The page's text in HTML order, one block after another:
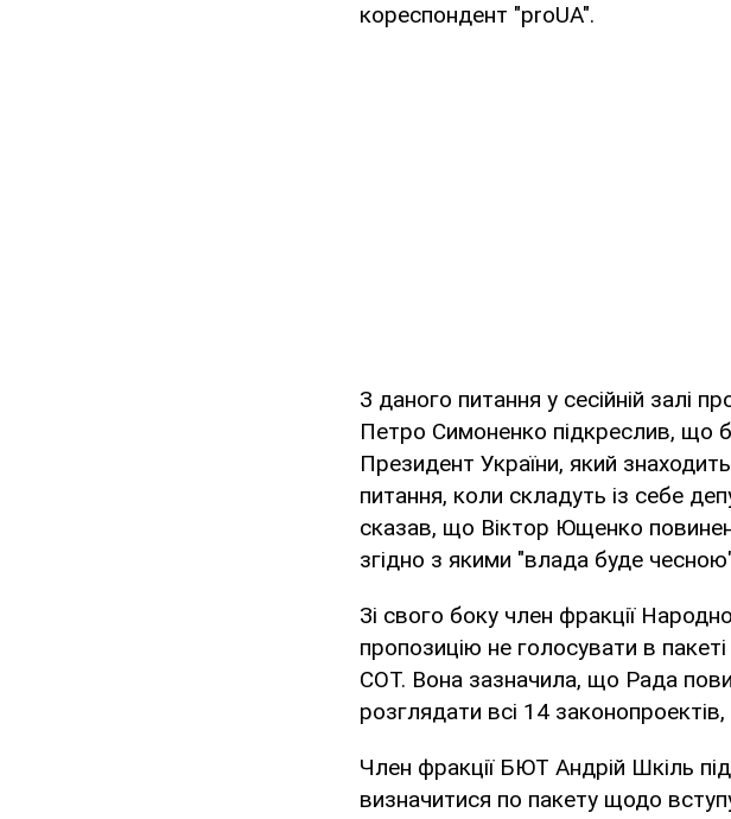
кореспондент "proUA".
З даного питання у сесійній залі
Петро Симоненко підкреслив, що
Президент України, який
питання, коли складуть із себе
сказав, що Віктор Ющенко повинен
згідно з якими "влада буде
Зі свого боку член фракції
пропозицію не голосувати в
СОТ. Вона зазначила, що Рада
розглядати всі 14 законопроектів,
Член фракції БЮТ Андрій Шкіль
визначитися по пакету щодо